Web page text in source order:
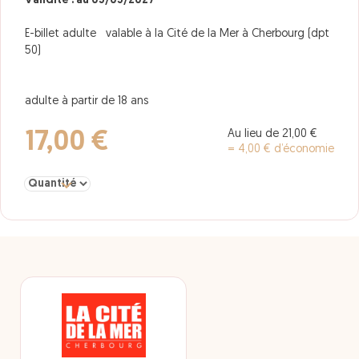
E-billet adulte valable à la Cité de la Mer à Cherbourg (dpt
50)
adulte à partir de 18 ans
17,00 €
Au lieu de 21,00 €
= 4,00 € d’économie
Sélectionner la quantité pour adulte Cité de la Mer